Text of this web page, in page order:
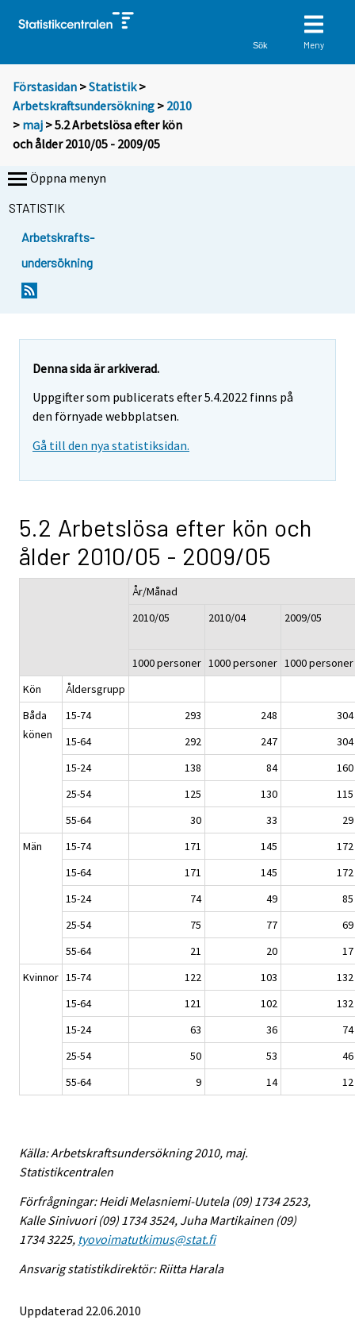
Sök Meny
Förstasidan >Statistik >
Arbetskraftsundersökning > 2010
> maj > 5.2 Arbetslösa efter kön
och ålder 2010/05 - 2009/05
Öppna menyn
STATISTIK
Arbetskrafts-
undersökning
Denna sida är arkiverad.
Uppgifter som publicerats efter 5.4.2022 finns på
den förnyade webbplatsen.
Gå till den nya statistiksidan.
5.2 Arbetslösa efter kön och
ålder 2010/05 - 2009/05
År/Månad
2010/05
2010/04 2009/05
1000 personer 1000 personer 1000 personer
Kön
Åldersgrupp
Båda
könen
15-74 293 248
304
15-64
292 247
304
15-24
138 84
160
25-54
125 130
115
55-64
30 33
29
Män
15-74 171 145
172
15-64
171 145
172
15-24
74 49
85
25-54
75 77
69
55-64
21 20
17
Kvinnor 15-74 122 103
132
15-64
121 102
132
15-24
63 36
74
25-54
50 53
46
55-64
9 14 12
Källa: Arbetskraftsundersökning 2010, maj.
Statistikcentralen
Förfrågningar: Heidi Melasniemi-Uutela (09) 1734 2523,
Kalle Sinivuori (09) 1734 3524, Juha Martikainen (09)
1734 3225, tyovoimatutkimus@stat.fi
Ansvarig statistikdirektör: Riitta Harala
Uppdaterad 22.06.2010